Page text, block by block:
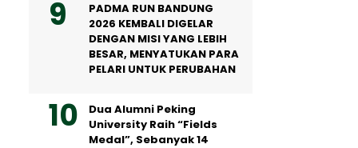
PADMA RUN BANDUNG
2026 KEMBALI DIGELAR
DENGAN MISI YANG LEBIH
BESAR, MENYATUKAN PARA
PELARI UNTUK PERUBAHAN
Dua Alumni Peking
University Raih “Fields
Medal”, Sebanyak 14